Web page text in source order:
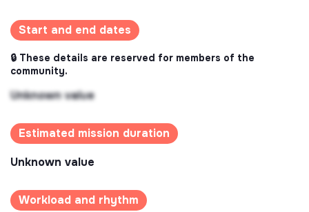
Start and end dates
🔒 These details are reserved for members of the
community.
Unknown value
Estimated mission duration
Unknown value
Workload and rhythm